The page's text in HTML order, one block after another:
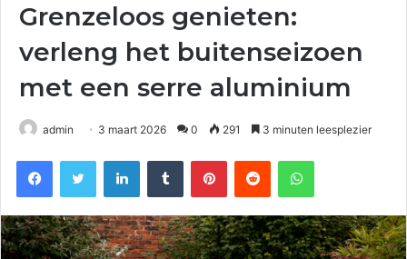
Grenzeloos genieten:
verleng het buitenseizoen
met een serre aluminium
admin 3 maart 2026 0 291 3 minuten leesplezier